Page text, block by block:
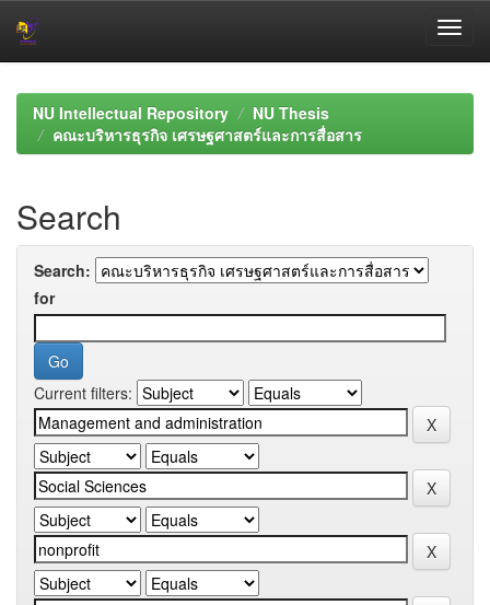
navigationNU Intellectual Repository
NU Thesis
คณะบริหารธุรกิจ เศรษฐศาสตร์และการสื่อสาร
Search
Search:
for
Current filters: